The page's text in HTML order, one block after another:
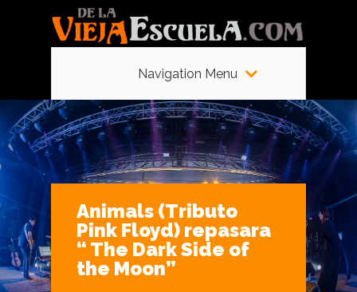
Navigation Menu
Animals (Tributo
Pink Floyd) repasara
“ The Dark Side of
the Moon”